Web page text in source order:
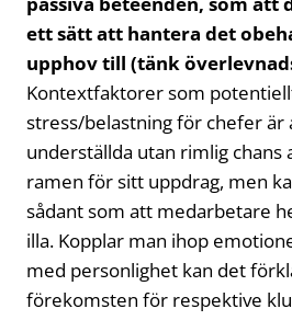
ett sätt att hantera det
upphov till (tänk
Kontextfaktorer som
stress/belastning för chefer är
underställda utan rimlig chans
ramen för sitt uppdrag, men
sådant som att medarbetare
illa. Kopplar man ihop
med personlighet kan det
förekomsten för respektive